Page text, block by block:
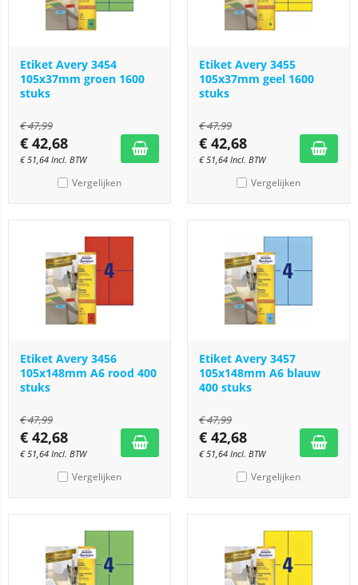
Etiket Avery 3454
105x37mm groen 1600
stuks
€47,99
€ 42,68
€51,64 Incl. BTW
Vergelijken
Etiket Avery 3455
105x37mm geel 1600
stuks
€47,99
€ 42,68
€51,64 Incl. BTW
Vergelijken
Etiket Avery 3456
105x148mm A6 rood 400
stuks
€47,99
€ 42,68
€51,64 Incl. BTW
Vergelijken
Etiket Avery 3457
105x148mm A6 blauw
400 stuks
€47,99
€ 42,68
€51,64 Incl. BTW
Vergelijken